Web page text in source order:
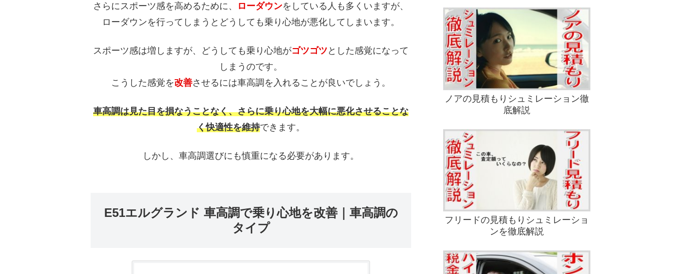
さらにスポーツ感を高めるために、 ローダウンをしている人も多くいますが、
ローダウンを行ってしまうとどうしても乗り心地が悪化してしまいます。
スポーツ感は増しますが、どうしても乗り心地がゴツゴツ とした感覚になって
しまうのです。
こうした感覚を改善させるには車高調を入れることが良いでしょう。
車高調は見た目を損なうことなく、さらに乗り心地を大幅に悪化させることな
く快適性を維持できます。
しかし、車高調選びにも慎重になる必要があります。
E51エルグランド 車高調で乗り心地を改善｜車高調の
タイプ
ノアの見積もりシュミレーション徹
底解説
フリードの見積もりシュミレーショ
ンを徹底解説